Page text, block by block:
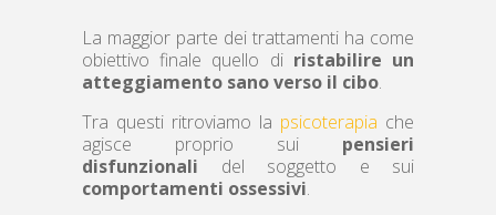
La maggior parte dei trattamenti ha come
obiettivo finale quello di ristabilire un
atteggiamento sano verso il cibo.
Tra questi ritroviamo la psicoterapia che
agisce proprio sui pensieri
disfunzionali del soggetto e sui
comportamenti ossessivi.